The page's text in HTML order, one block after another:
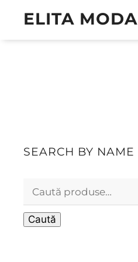
ELITA MODA
SEARCH BY NAME
Caută